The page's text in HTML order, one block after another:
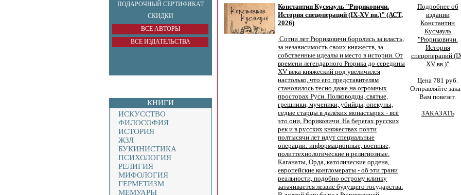
ПОДАРОЧНЫЙ СЕРТИФИКАТ
СКИДКИ
ВСЕ АВТОРЫ
ВСЕ ИЗДАТЕЛЬСТВА
КНИГИ
ИСКУССТВО
ФИЛОСОФИЯ
ИСТОРИЯ
ЖЗЛ
БУКИНИСТИКА
ПСИХОЛОГИЯ
РЕЛИГИЯ
МИФОЛОГИЯ
ГЕРМЕТИЗМ
МЕМУАРЫ
Константин Кусмауль "Рюриковичи.
История спецопераций (IX-XV вв.)" (АСТ,
2026)
Сотни лет Рюриковичи боролись за власть,
за независимость своих княжеств, за
собственные идеалы и место в истории. От
времени легендарного Рюрика до середины
XV века княжеский род увеличился
настолько, что его представителям
становилось тесно даже на огромных
просторах Руси. Полководцы, святые,
грешники, мученики, убийцы, опекуны,
седые старцы в далёких монастырях - всё
это они, Рюриковичи. На берегах русских
рек и в русских княжествах почти
полтысячи лет идут специальные
операции: информационные, военные,
политтехнологические и религиозные.
Каганаты, Орда, католические ордена,
европейские конгломераты - об эти грани
реальности, подобно острому клинку
затачивается лезвие будущего государства.
Подробнее об
издании
Константин
Кусмауль
"Рюриковичи.
История
спецопераций
XV вв.)"
Цена 781 руб.
Отправляйте
Вам повезет.
ЗАКАЗАТЬ